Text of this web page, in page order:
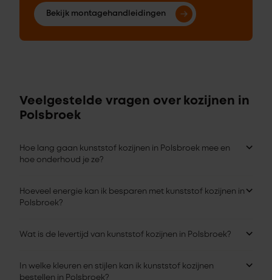
Bekijk montagehandleidingen
Veelgestelde vragen over kozijnen in
Polsbroek
Hoe lang gaan kunststof kozijnen in Polsbroek mee en
hoe onderhoud je ze?
Hoeveel energie kan ik besparen met kunststof kozijnen in
Polsbroek?
Wat is de levertijd van kunststof kozijnen in Polsbroek?
In welke kleuren en stijlen kan ik kunststof kozijnen
bestellen in Polsbroek?